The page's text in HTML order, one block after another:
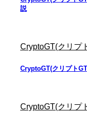
説
CryptoGT(クリプ
CryptoGT(クリプト
CryptoGT(クリプ